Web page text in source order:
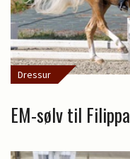
Dressur
EM-sølv til